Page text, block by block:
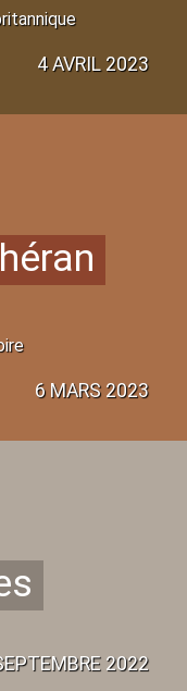
4 AVRIL 2023
6 MARS 2023
2022